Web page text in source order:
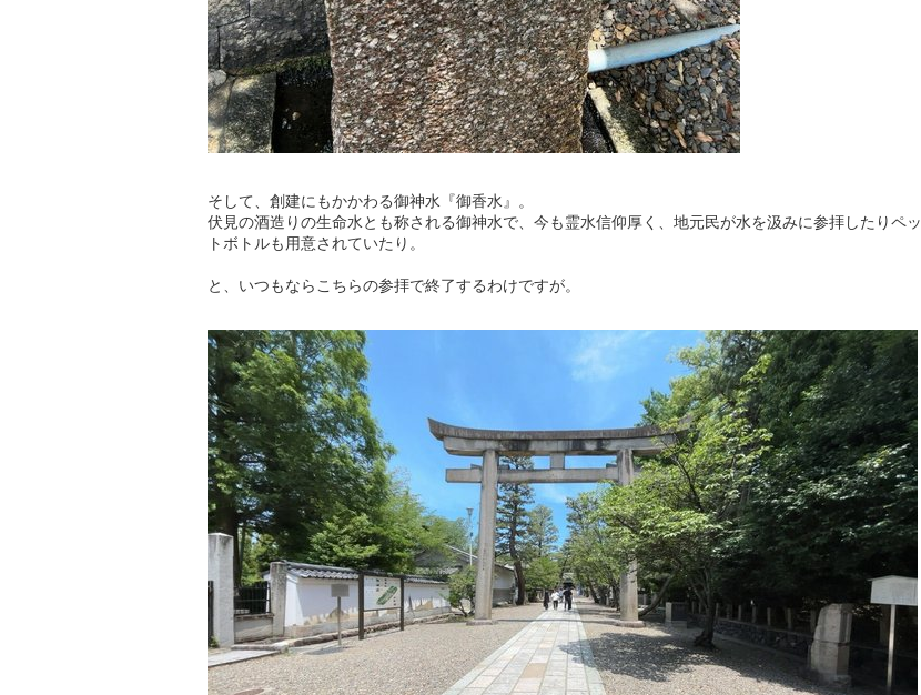
そして、創建にもかかわる御神水『御香水』。
伏見の酒造りの生命水とも称される御神水で、今も霊水信仰厚く、地元民が水を汲みに参拝したりペッ
トボトルも用意されていたり。
と、いつもならこちらの参拝で終了するわけですが。